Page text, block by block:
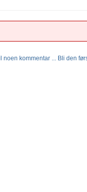
kommentar ... Bli den